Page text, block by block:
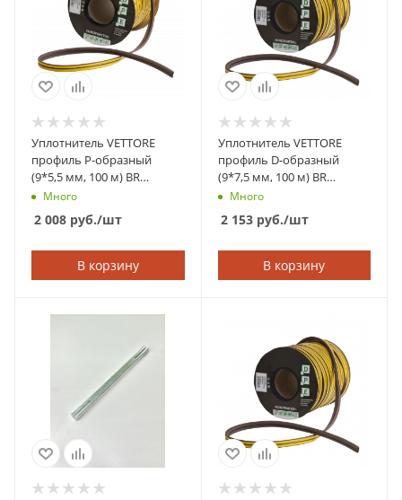
Уплотнитель VETTORE
профиль P-образный
(9*5,5 мм, 100 м) BR
(Коричневый)
Много
2 008 руб./шт
В корзину
Уплотнитель VETTORE
профиль D-образный
(9*7,5 мм, 100 м) BR
(Коричневый)
Много
2 153руб./шт
В корзину